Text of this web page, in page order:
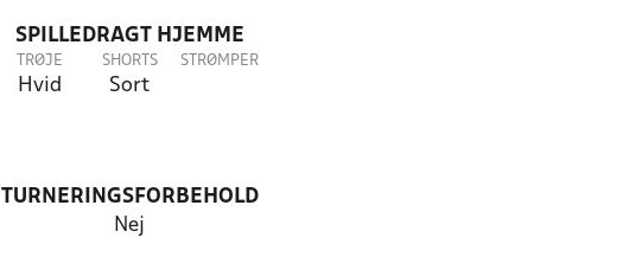
SPILLEDRAGT HJEMME
TRØJE
Hvid
SHORTS
Sort
STRØMPER
TURNERINGSFORBEHOLD
Nej